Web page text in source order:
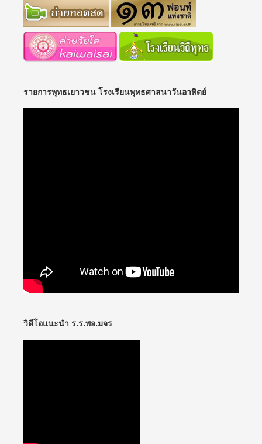
รายการพุทธเยาวชน โรงเรียนพุทธศาสนาวันอาทิตย์
วิดีโอแนะนำ ร.ร.พอ.มจร